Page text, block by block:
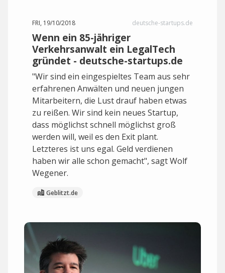
FRI, 19/10/2018 deutsche-startups.de
Wenn ein 85-jähriger
Verkehrsanwalt ein LegalTech
gründet - deutsche-startups.de
"Wir sind ein eingespieltes Team aus sehr
erfahrenen Anwälten und neuen jungen
Mitarbeitern, die Lust drauf haben etwas
zu reißen. Wir sind kein neues Startup,
dass möglichst schnell möglichst groß
werden will, weil es den Exit plant.
Letzteres ist uns egal. Geld verdienen
haben wir alle schon gemacht", sagt Wolf
Wegener.
Geblitzt.de